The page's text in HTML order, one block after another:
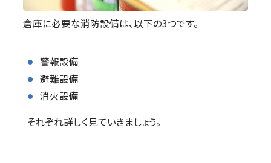
倉庫に必要な消防設備は、以下の3つです。
警報設備
避難設備
消火設備
それぞれ詳しく見ていきましょう。